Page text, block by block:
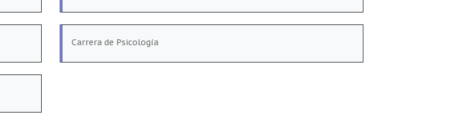
Carrera de Psicología